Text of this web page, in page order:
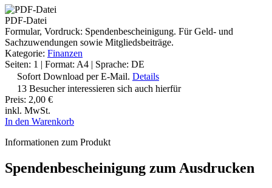
PDF-Datei
Formular, Vordruck: Spendenbescheinigung. Für Geld- und
Sachzuwendungen sowie Mitgliedsbeiträge.
Kategorie: Finanzen
Seiten: 1 | Format: A4 | Sprache: DE
Sofort Download per E-Mail. Details
13 Besucher interessieren sich auch hierfür
Preis: 2,00 €
inkl. MwSt.
In den Warenkorb
Informationen zum Produkt
Spendenbescheinigung zum Ausdrucken